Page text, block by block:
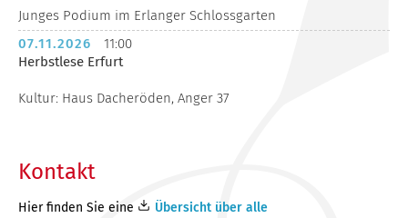
Junges Podium im Erlanger Schlossgarten
07.11.2026
11:00
Herbstlese Erfurt
Kultur: Haus Dacheröden, Anger 37
Kontakt
Hier finden Sie eine
Übersicht über alle